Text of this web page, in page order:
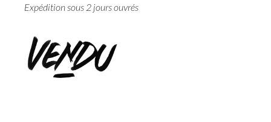
Expédition sous 2 jours ouvrés